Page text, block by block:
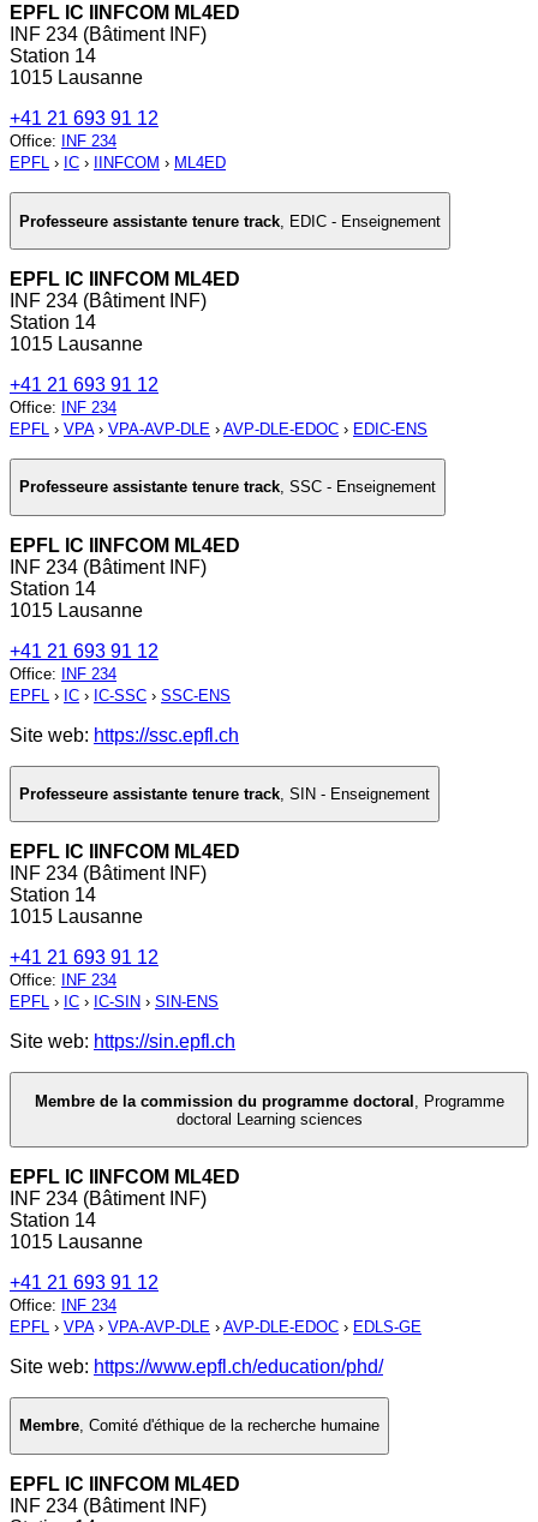
EPFL IC IINFCOM ML4ED
INF 234 (Bâtiment INF)
Station 14
1015 Lausanne
+41 21 693 91 12
Office:
INF 234
EPFL › IC › IINFCOM › ML4ED
Professeure assistante tenure track EDIC - Enseignement
EPFL IC IINFCOM ML4ED
INF 234 (Bâtiment INF)
Station 14
1015 Lausanne
+41 21 693 91 12
Office:
INF 234
EPFL › VPA› VPA-AVP-DLE › AVP-DLE-EDOC › EDIC-ENS
Professeure assistante tenure track, SSC - Enseignement
EPFL IC IINFCOM ML4ED
INF 234 (Bâtiment INF)
Station 14
1015 Lausanne
+41 21 693 91 12
Office: INF 234
EPFL › IC › IC-SSC › SSC-ENS
Site web: https://ssc.epfl.ch
Professeure assistante tenure track, SIN - Enseignement
EPFL IC IINFCOM ML4ED
INF 234 (Bâtiment INF)
Station 14
1015 Lausanne
+41 21 693 91 12
Office:
INF 234
EPFL › IC › IC-SIN › SIN-ENS
Site web: https://sin.epfl.ch
Membre de la commission du programme doctoral
Programme
doctoral Learning sciences
EPFL IC IINFCOM ML4ED
INF 234 (Bâtiment INF)
Station 14
1015 Lausanne
+41 21 693 91 12
Office:
INF 234
EPFL › VPA› VPA-AVP-DLE › AVP-DLE-EDOC › EDLS-GE
Site web: https://www.epfl.ch/education/phd/
Membre, Comité d'éthique de la recherche humaine
EPFL IC IINFCOM ML4ED
INF 234 (Bâtiment INF)